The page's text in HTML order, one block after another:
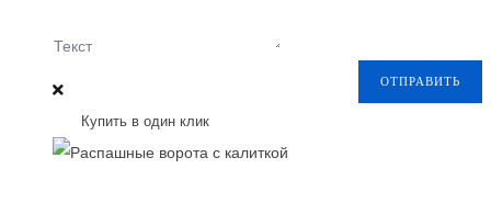
Текст
ОТПРАВИТЬ
Купить в один клик